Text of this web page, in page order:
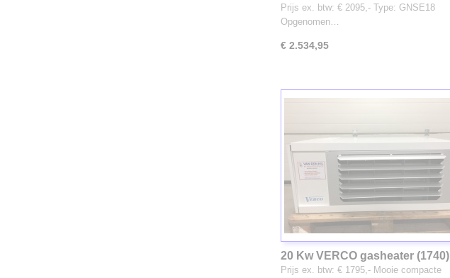
Prijs ex. btw: € 2095,- Type: GNSE18
Opgenomen…
€ 2.534,95
20 Kw VERCO gasheater (1740)
Prijs ex. btw: € 1795,- Mooie compacte